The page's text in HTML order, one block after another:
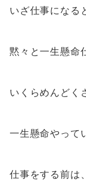
いざ仕事になる
黙々と一生懸命
いくらめんどく
一生懸命やって
仕事をする前は、